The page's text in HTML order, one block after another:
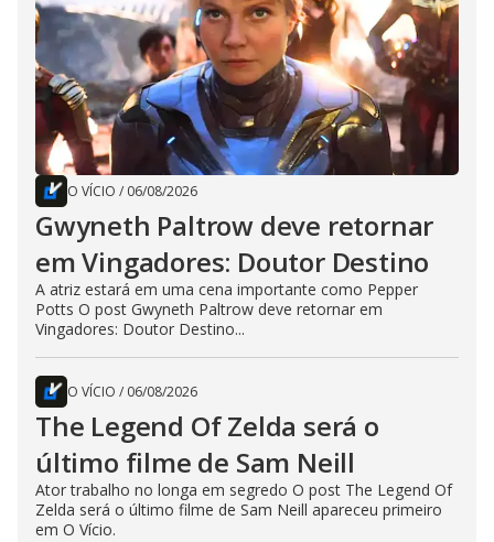
O VÍCIO / 06/08/2026
Gwyneth Paltrow deve retornar
em Vingadores: Doutor Destino
A atriz estará em uma cena importante como Pepper
Potts O post Gwyneth Paltrow deve retornar em
Vingadores: Doutor Destino...
O VÍCIO / 06/08/2026
The Legend Of Zelda será o
último filme de Sam Neill
Ator trabalho no longa em segredo O post The Legend Of
Zelda será o último filme de Sam Neill apareceu primeiro
em O Vício.